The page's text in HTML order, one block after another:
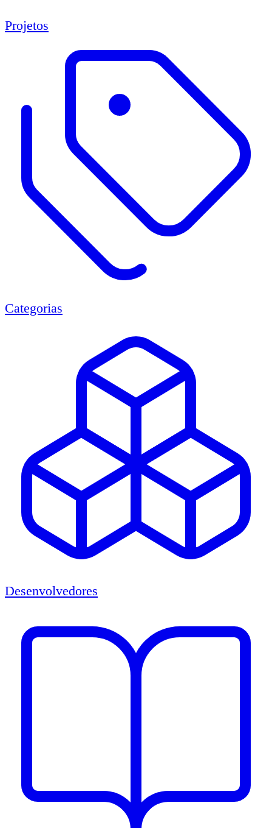
Projetos
Categorias
Desenvolvedores